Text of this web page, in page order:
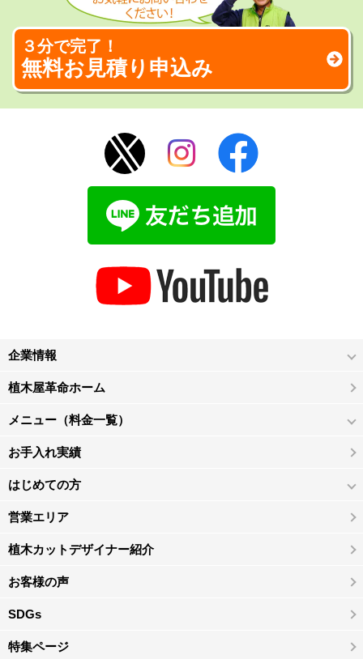
３分で完了！
無料お見積り申込み
企業情報
植木屋革命ホーム
メニュー（料金一覧）
お手入れ実績
はじめての方
営業エリア
植木カットデザイナー紹介
お客様の声
SDGs
特集ページ